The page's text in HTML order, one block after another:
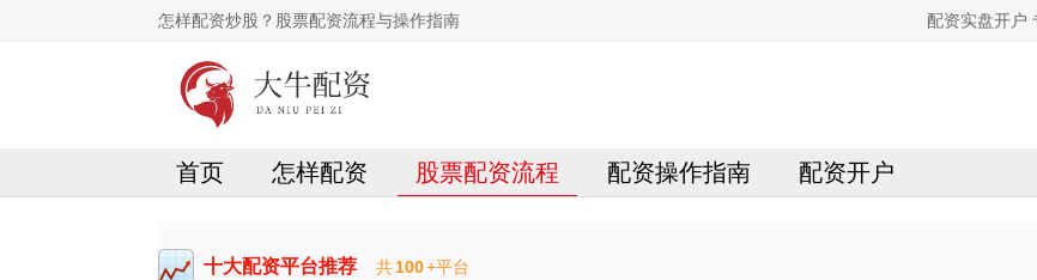
怎样配资炒股？股票配资流程与操作指南 配资实盘开户
首页 怎样配资 股票配资流程 配资操作指南 配资开户
十大配资平台推荐 共100+平台